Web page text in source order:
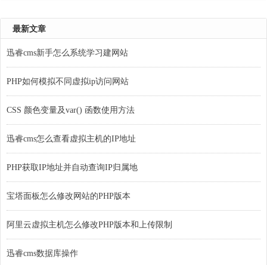
最新文章
迅睿cms新手怎么系统学习建网站
PHP如何模拟不同虚拟ip访问网站
CSS 颜色变量及var() 函数使用方法
迅睿cms怎么查看虚拟主机的IP地址
PHP获取IP地址并自动查询IP归属地
宝塔面板怎么修改网站的PHP版本
阿里云虚拟主机怎么修改PHP版本和上传限制
迅睿cms数据库操作